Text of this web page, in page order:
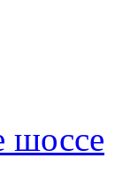
шоссе